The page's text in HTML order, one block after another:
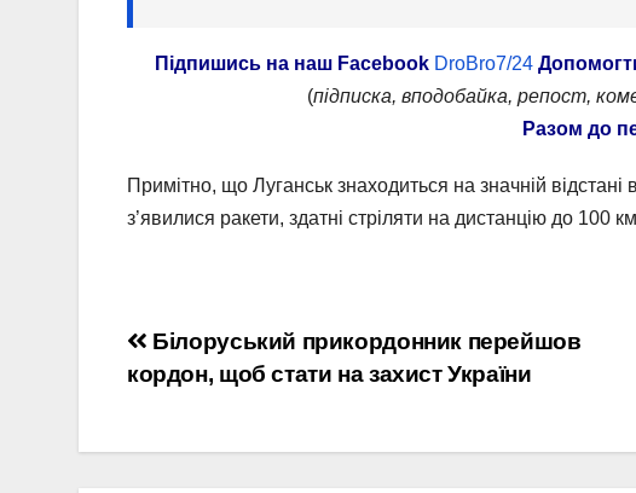
Підпишись на наш Facebook DroBro7/24
(підписка, вподобайка, репост,
Разом до
Примітно, що Луганськ знаходиться на значній
з’явилися ракети, здатні стріляти на дистанцію до 100
Навігація
записів
Білоруський прикордонник перейшов
кордон, щоб стати на захист України